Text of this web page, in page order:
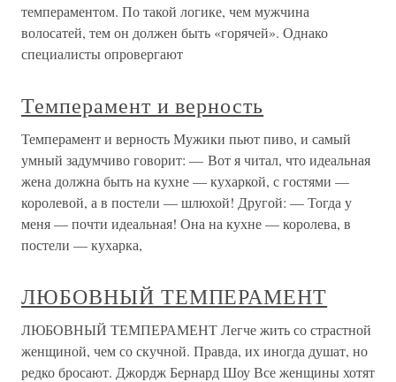
темпераментом. По такой логике, чем мужчина
волосатей, тем он должен быть «горячей». Однако
специалисты опровергают
Темперамент и верность
Темперамент и верность Мужики пьют пиво, и самый
умный задумчиво говорит: — Вот я читал, что идеальная
жена должна быть на кухне — кухаркой, с гостями —
королевой, а в постели — шлюхой! Другой: — Тогда у
меня — почти идеальная! Она на кухне — королева, в
постели — кухарка,
ЛЮБОВНЫЙ ТЕМПЕРАМЕНТ
ЛЮБОВНЫЙ ТЕМПЕРАМЕНТ Легче жить со страстной
женщиной, чем со скучной. Правда, их иногда душат, но
редко бросают. Джордж Бернард Шоу Все женщины хотят